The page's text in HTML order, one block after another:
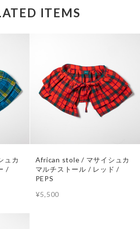
ITEMS
ュカ
/
African stole / マサイシュカ
マルチストール / レッド /
PEPS
¥5,500